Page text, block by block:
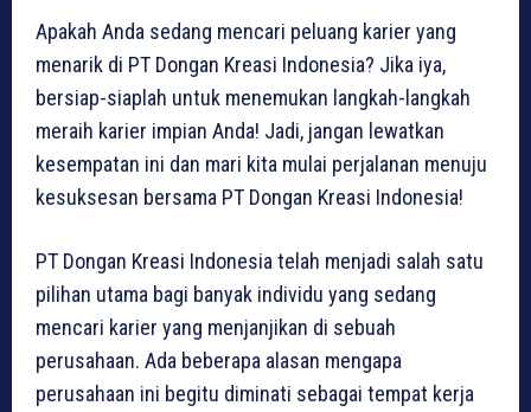
Apakah Anda sedang mencari peluang karier yang
menarik di PT Dongan Kreasi Indonesia? Jika iya,
bersiap-siaplah untuk menemukan langkah-langkah
meraih karier impian Anda! Jadi, jangan lewatkan
kesempatan ini dan mari kita mulai perjalanan menuju
kesuksesan bersama PT Dongan Kreasi Indonesia!
PT Dongan Kreasi Indonesia telah menjadi salah satu
pilihan utama bagi banyak individu yang sedang
mencari karier yang menjanjikan di sebuah
perusahaan. Ada beberapa alasan mengapa
perusahaan ini begitu diminati sebagai tempat kerja